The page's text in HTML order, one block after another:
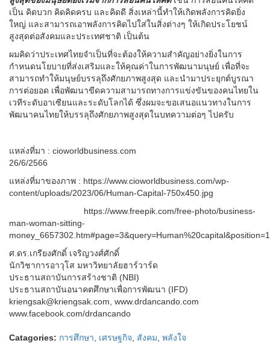
เป็น คิดบวก คิดคิดครบ และคิดดี สิ่งเหล่านี้ทำให้เกิดพลังการคิดยิ่ง
ใหญ่ และสามารถเอาพลังการคิดไปใส่ในสิ่งต่างๆ ให้เกิดประโยชน์
สูงสุดต่อสังคมและประเทศชาติ เป็นต้น
ผมคิดว่าประเทศไทยจำเป็นที่จะต้องให้ความสำคัญอย่างยิ่งในการ
กำหนดนโยบายที่ส่งเสริมและให้คุณค่าในการพัฒนามนุษย์ เพื่อที่จะ
สามารถทำให้มนุษย์บรรลุถึงศักยภาพสูงสุด และนำมาประยุกต์บูรณา
การต่อยอด เพื่อพัฒนาขีดความสามารถทางการแข่งขันของคนไทยใน
เวทีระดับอาเซียนและระดับโลกได้ ซึ่งผมจะขอเสนอแนวทางในการ
พัฒนาคนไทยให้บรรลุถึงศักยภาพสูงสุดในบทความต่อๆ ไปครับ
แหล่งที่มา : cioworldbusiness.com
26/6/2566
แหล่งที่มาของภาพ : https://www.cioworldbusiness.com/wp-
content/uploads/2023/06/Human-Capital-750x450.jpg
https://www.freepik.com/free-photo/business-
man-woman-sitting-
ศ.ดร.เกรียงศักดิ์ เจริญวงศ์ศักดิ์
นักวิชาการอาวุโส มหาวิทยาลัยฮาร์วาร์ด
ประธานสถาบันการสร้างชาติ (NBI)
ประธานสถาบันอนาคตศึกษาเพื่อการพัฒนา (IFD)
kriengsak@kriengsak.com, www.drdancando.com
www.facebook.com/drdancando
Catagories: การศึกษา เศรษฐกิจ สังคม พลังใจ